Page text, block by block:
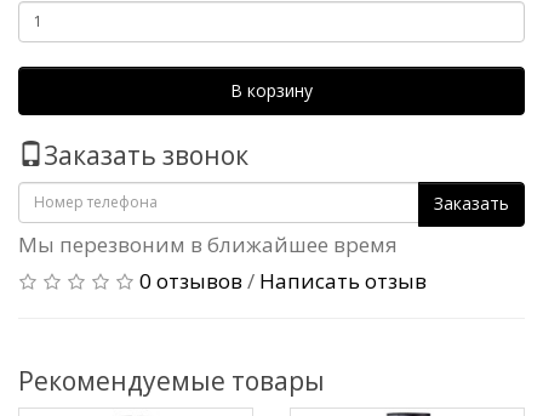
В корзину
Заказать звонок
Заказать
Мы перезвоним в ближайшее время
0 отзывов / Написать отзыв
Рекомендуемые товары